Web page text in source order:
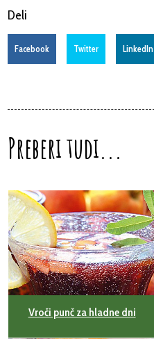
Deli
Facebook Twitter LinkedIn
Preberi tudi...
​Vroči punč za hladne dni